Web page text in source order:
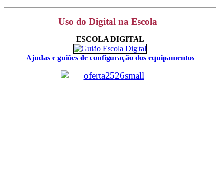
Uso do Digital na Escola
ESCOLA DIGITAL
Ajudas e guiões de configuração dos equipamentos